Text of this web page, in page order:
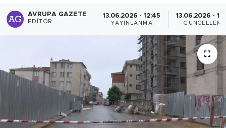
AVRUPA GAZETE
EDITÖR
13.06.2026 - 12:45
YAYINLANMA
13.06.2026 -
GÜNCELLEME